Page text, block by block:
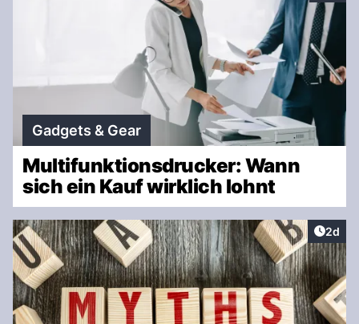
Gadgets & Gear
Multifunktionsdrucker: Wann
sich ein Kauf wirklich lohnt
2d